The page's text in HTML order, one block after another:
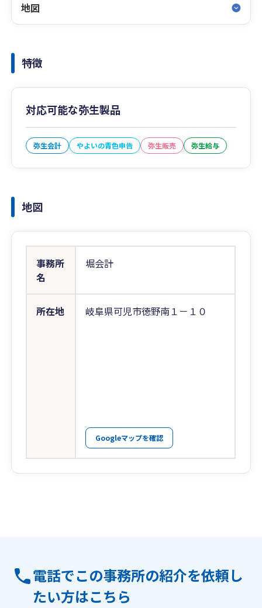
地図
特徴
対応可能な弥生製品
弥生会計 やよいの青色申告 弥生販売 弥生給与
地図
事務所
名
堀会計
所在地 岐阜県可児市徳野南１－１０
Googleマップを確認
電話でこの事務所の紹介を依頼し
たい方はこちら